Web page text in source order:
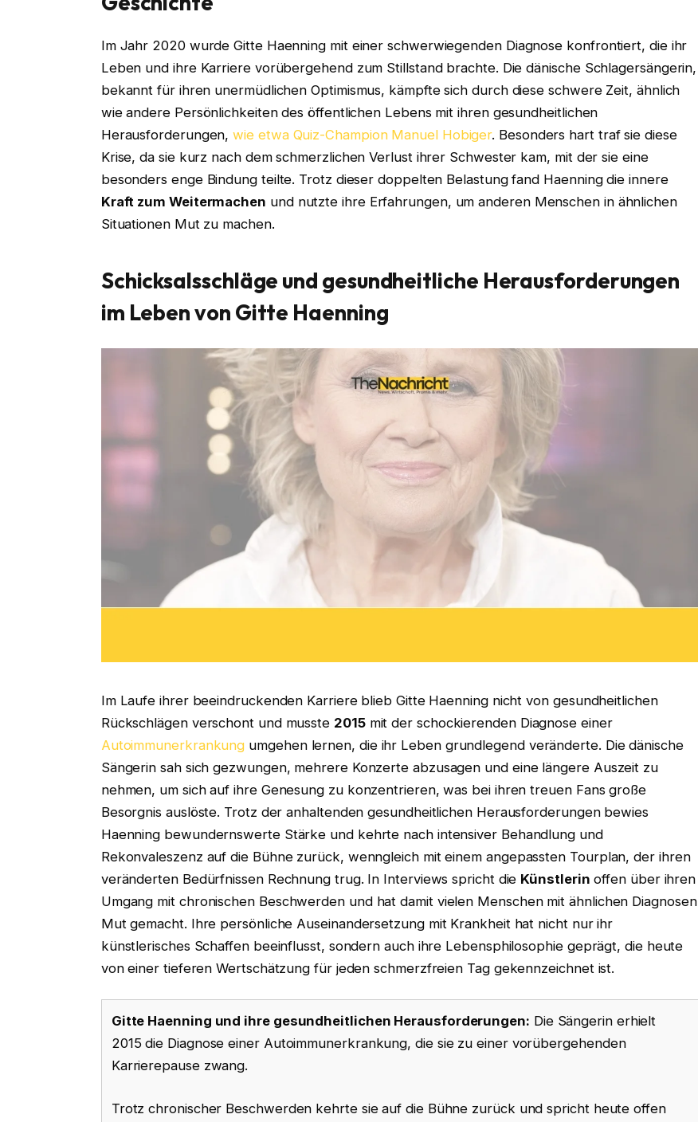
Im Jahr 2020 wurde Gitte Haenning mit einer schwerwiegenden Diagnose konfrontiert, die ihr
Leben und ihre Karriere vorübergehend zum Stillstand brachte. Die dänische Schlagersängerin,
bekannt für ihren unermüdlichen Optimismus, kämpfte sich durch diese schwere Zeit, ähnlich
wie andere Persönlichkeiten des öffentlichen Lebens mit ihren gesundheitlichen
Herausforderungen,wie etwa Quiz-Champion Manuel Hobiger. Besonders hart traf sie diese
Krise, da sie kurz nach dem schmerzlichen Verlust ihrer Schwester kam, mit der sie eine
besonders enge Bindung teilte. Trotz dieser doppelten Belastung fand Haenning die innere
Kraft zum Weitermachen und nutzte ihre Erfahrungen, um anderen Menschen in ähnlichen
Situationen Mut zu machen.
Schicksalsschläge und gesundheitliche Herausforderungen
im Leben von Gitte Haenning
Im Laufe ihrer beeindruckenden Karriere blieb Gitte Haenning nicht von gesundheitlichen
Rückschlägen verschont und musste 2015mit der schockierenden Diagnose einer
Autoimmunerkrankung umgehen lernen, die ihr Leben grundlegend veränderte. Die dänische
Sängerin sah sich gezwungen, mehrere Konzerte abzusagen und eine längere Auszeit zu
nehmen, um sich auf ihre Genesung zu konzentrieren, was bei ihren treuen Fans große
Besorgnis auslöste. Trotz der anhaltenden gesundheitlichen Herausforderungen bewies
Haenning bewundernswerte Stärke und kehrte nach intensiver Behandlung und
Rekonvaleszenz auf die Bühne zurück, wenngleich mit einem angepassten Tourplan, der ihren
veränderten Bedürfnissen Rechnung trug. In Interviews spricht die Künstlerin offen über ihren
Umgang mit chronischen Beschwerden und hat damit vielen Menschen mit ähnlichen Diagnosen
Mut gemacht. Ihre persönliche Auseinandersetzung mit Krankheit hat nicht nur ihr
künstlerisches Schaffen beeinflusst, sondern auch ihre Lebensphilosophie geprägt, die heute
von einer tieferen Wertschätzung für jeden schmerzfreien Tag gekennzeichnet ist.
Gitte Haenning und ihre gesundheitlichen Herausforderungen: Die Sängerin erhielt
2015 die Diagnose einer Autoimmunerkrankung, die sie zu einer vorübergehenden
Karrierepause zwang.
Trotz chronischer Beschwerden kehrte sie auf die Bühne zurück und spricht heute offen